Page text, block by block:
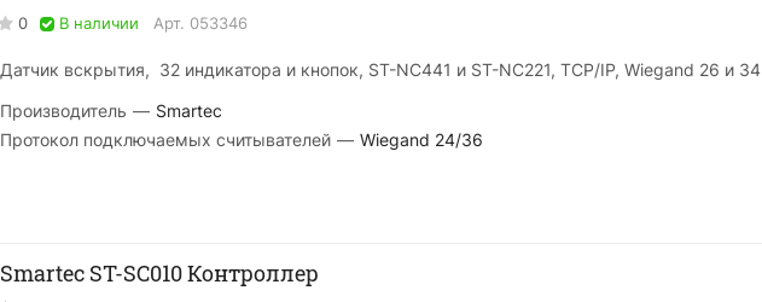
0 В наличии Арт. 053346
Датчик вскрытия, 32 индикатора и кнопок, ST-NC441 и ST-NC221, TCP/IP, Wiegand 26 и 34
Производитель — Smartec
Протокол подключаемых считывателей — Wiegand 24/36
Smartec ST-SC010 Контроллер